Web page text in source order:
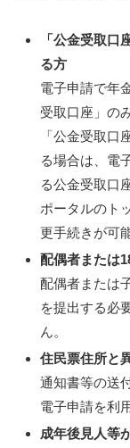
「公金受取
る方
電子申請で年
受取口座」の
「公金受取口
る場合は、電
る公金受取口
ポータルのト
更手続きが可
配偶者または
配偶者または
を提出する必
ん。
住民票住所と
通知書等の送
電子申請を利
成年後見人等